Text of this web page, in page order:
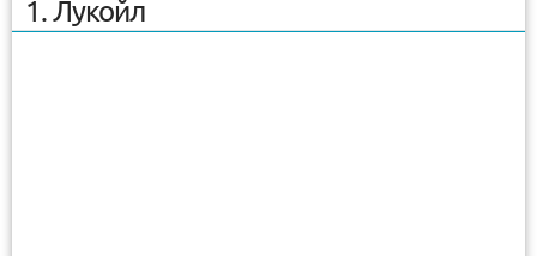
1. Лукойл